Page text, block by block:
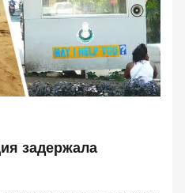
задержала